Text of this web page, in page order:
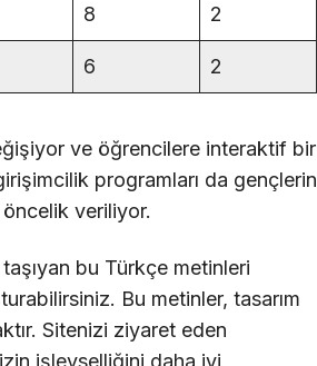
8 2
6 2
ve öğrencilere interaktif bir
programları da gençlerin
veriliyor.
bu Türkçe metinleri
Bu metinler, tasarım
Sitenizi ziyaret eden
işlevselliğini daha iyi